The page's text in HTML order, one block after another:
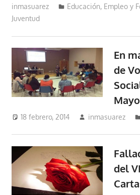
inmasuarez
Educación, Empleo y
Juventud
En
de
18 febrero, 2014 inmasuarez
del